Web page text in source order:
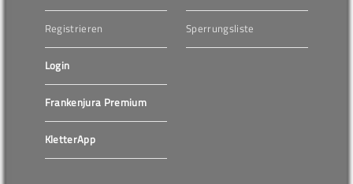
Registrieren
Login
Frankenjura Premium
KletterApp
Sperrungsliste